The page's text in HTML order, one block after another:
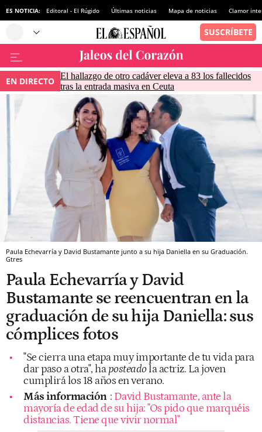
ES NOTICIA: Editoral - El Rúgido Últimas noticias Mapa de noticias Clamor
EN DIRECTO El hallazgo de otro cadáver eleva a 83 los fallecidos
tras la entrada masiva en Ceuta
Paula Echevarría y David Bustamante junto a su hija Daniella en su Graduación.
Gtres
Paula Echevarría y David
Bustamante se reencuentran en la
graduación de su hija Daniella: sus
cómplices fotos
"Se cierra una etapa muy importante de tu vida para
dar paso a otra", haposteadola actriz. La joven
cumplirá los 18 años en verano.
Más información : David Bustamante, ante la
mayoría de edad de su hija: "Os pido que marquéis
distancias. Tiene que vivir normal"